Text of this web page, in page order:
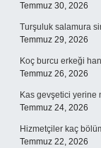
Temmuz 30, 2026
Turşuluk salamura
Temmuz 29, 2026
Koç burcu erkeği
Temmuz 26, 2026
Kas gevşetici yerine
Temmuz 24, 2026
Hizmetçiler kaç
Temmuz 22, 2026